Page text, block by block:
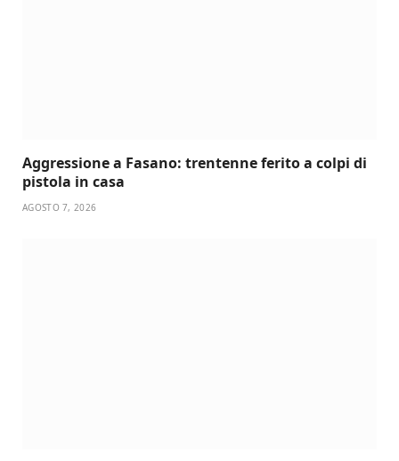
Aggressione a Fasano: trentenne ferito a colpi di
pistola in casa
AGOSTO 7, 2026